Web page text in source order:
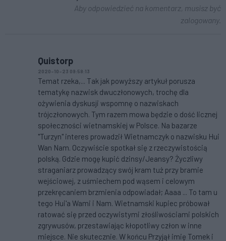
Aby odpowiedzieć na komentarz, musisz być
zalogowany.
Quistorp
2020-10-23 09:58:13
Temat rzeka,... Tak jak powyższy artykuł porusza
tematykę nazwisk dwuczłonowych, trochę dla
ożywienia dyskusji wspomnę o nazwiskach
trójczłonowych. Tym razem mowa będzie o dość licznej
społeczności wietnamskiej w Polsce. Na bazarze
"Turzyn" interes prowadził Wietnamczyk o nazwisku Hui
Wan Nam. Oczywiście spotkał się z rzeczywistością
polską. Gdzie mogę kupić dzinsy/Jeansy? Życzliwy
straganiarz prowadzący swój kram tuż przy bramie
wejściowej, z uśmiechem pod wąsem i celowym
przekręcaniem brzmienia odpowiadał; Aaaa ... To tam u
tego Hui'a Wami i Nam. Wietnamski kupiec próbował
ratować się przed oczywistymi złośliwościami polskich
zgrywusów, przestawiając kłopotliwy człon w inne
miejsce. Nie skutecznie. W końcu Przyjął imię Tomek i